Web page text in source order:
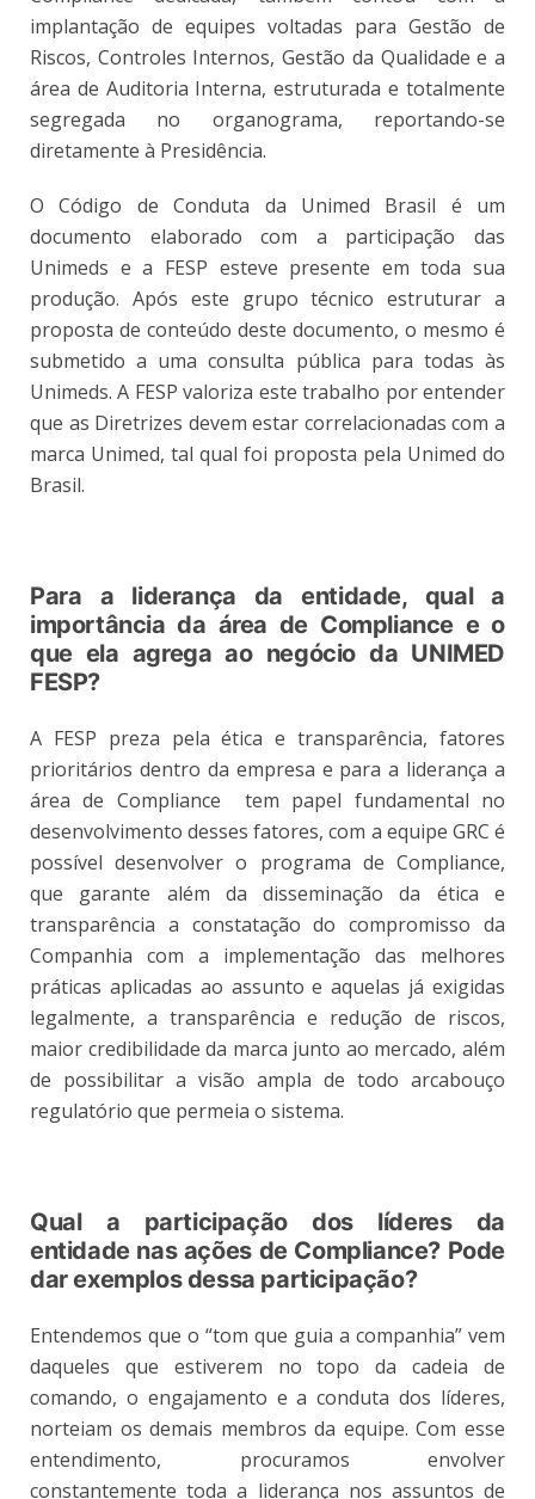
implantação de equipes voltadas para Gestão de
Riscos, Controles Internos, Gestão da Qualidade e a
área de Auditoria Interna, estruturada e totalmente
segregada no organograma, reportando-se
diretamente à Presidência.
O Código de Conduta da Unimed Brasil é um
documento elaborado com a participação das
Unimeds e a FESP esteve presente em toda sua
produção. Após este grupo técnico estruturar a
proposta de conteúdo deste documento, o mesmo é
submetido a uma consulta pública para todas às
Unimeds. A FESP valoriza este trabalho por entender
que as Diretrizes devem estar correlacionadas com a
marca Unimed, tal qual foi proposta pela Unimed do
Brasil.
Para a liderança da entidade, qual a
importância da área de Compliance e o
que ela agrega ao negócio da UNIMED
FESP?
A FESP preza pela ética e transparência, fatores
prioritários dentro da empresa e para a liderança a
área de Compliance tem papel fundamental no
desenvolvimento desses fatores, com a equipe GRC é
possível desenvolver o programa de Compliance,
que garante além da disseminação da ética e
transparência a constatação do compromisso da
Companhia com a implementação das melhores
práticas aplicadas ao assunto e aquelas já exigidas
legalmente, a transparência e redução de riscos,
maior credibilidade da marca junto ao mercado, além
de possibilitar a visão ampla de todo arcabouço
regulatório que permeia o sistema.
Qual a participação dos líderes da
entidade nas ações de Compliance? Pode
dar exemplos dessa participação?
Entendemos que o “tom que guia a companhia” vem
daqueles que estiverem no topo da cadeia de
comando, o engajamento e a conduta dos líderes,
norteiam os demais membros da equipe. Com esse
entendimento, procuramos envolver
constantemente toda a liderança nos assuntos de